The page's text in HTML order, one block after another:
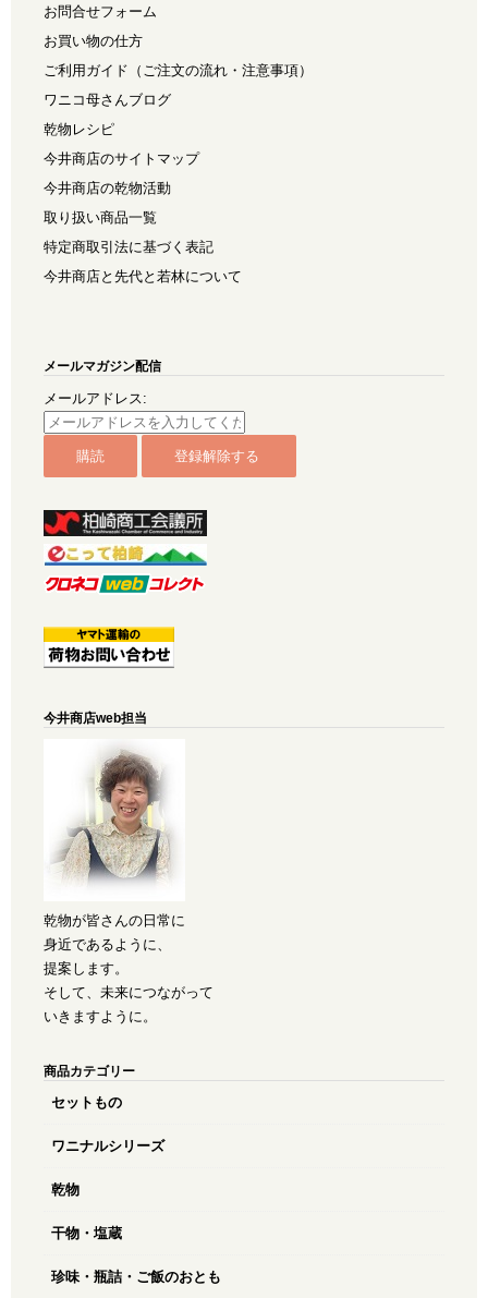
お問合せフォーム
お買い物の仕方
ご利用ガイド（ご注文の流れ・注意事項）
ワニコ母さんブログ
乾物レシピ
今井商店のサイトマップ
今井商店の乾物活動
取り扱い商品一覧
特定商取引法に基づく表記
今井商店と先代と若林について
メールマガジン配信
メールアドレス:
今井商店web担当
乾物が皆さんの日常に
身近であるように、
提案します。
そして、未来につながって
いきますように。
商品カテゴリー
セットもの
ワニナルシリーズ
乾物
干物・塩蔵
珍味・瓶詰・ご飯のおとも